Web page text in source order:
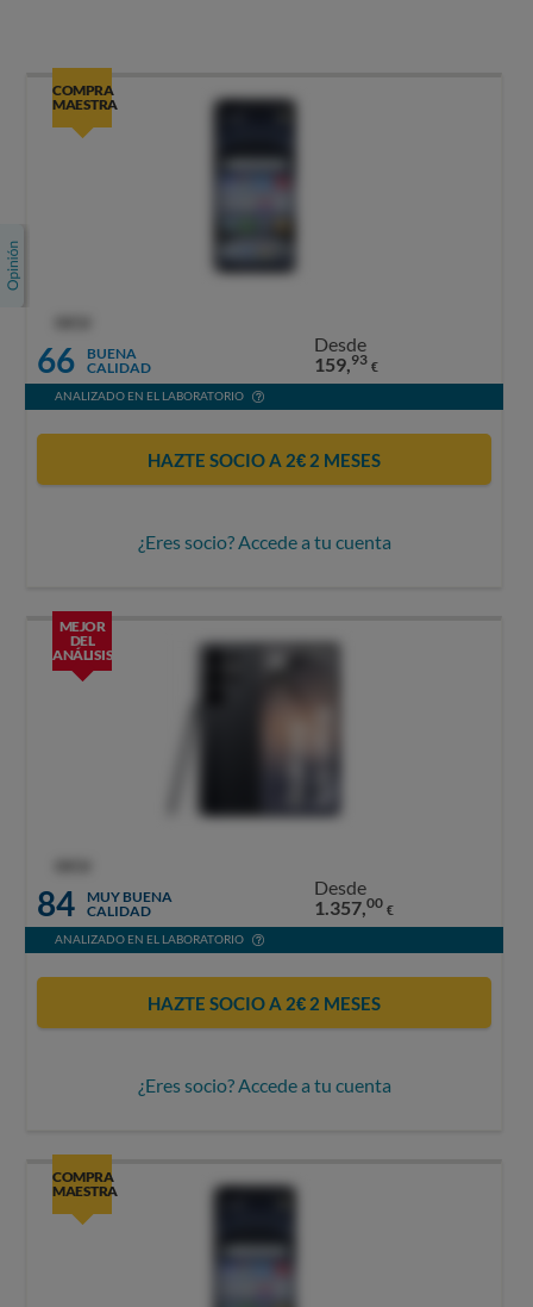
COMPRA
MAESTRA
66
BUENA
CALIDAD
Desde
159,93 €
ANALIZADO EN EL LABORATORIO
HAZTE SOCIO A 2€ 2 MESES
¿Eres socio? Accede a tu cuenta
MEJOR
DEL
ANÁLISIS
84
MUY BUENA
CALIDAD
Desde
1.357,00 €
ANALIZADO EN EL LABORATORIO
HAZTE SOCIO A 2€ 2 MESES
¿Eres socio? Accede a tu cuenta
COMPRA
MAESTRA